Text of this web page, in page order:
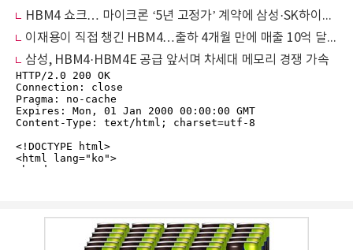
HBM4 쇼크… 마이크론 ‘5년 고정가’ 계약에 삼성·SK하이닉스 판도 바뀐다
이재용이 직접 챙긴 HBM4…출하 4개월 만에 매출 10억 달러 돌파
삼성, HBM4·HBM4E 공급 앞서며 차세대 메모리 경쟁 가속